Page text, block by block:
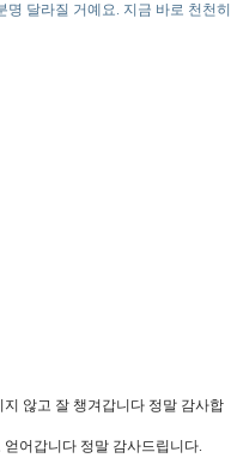
명 달라질 거예요. 지금 바로 천천히
않고 잘 챙겨갑니다 정말 감사합
어갑니다 정말 감사드립니다.